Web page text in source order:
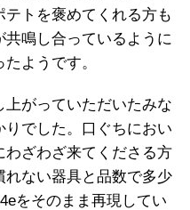
トを褒めてくれる方も
鳴し合っているように
ようです。
がっていただいたみな
でした。口ぐちにおい
わざわざ来てくださる方
ない器具と品数で多少
をそのまま再現してい